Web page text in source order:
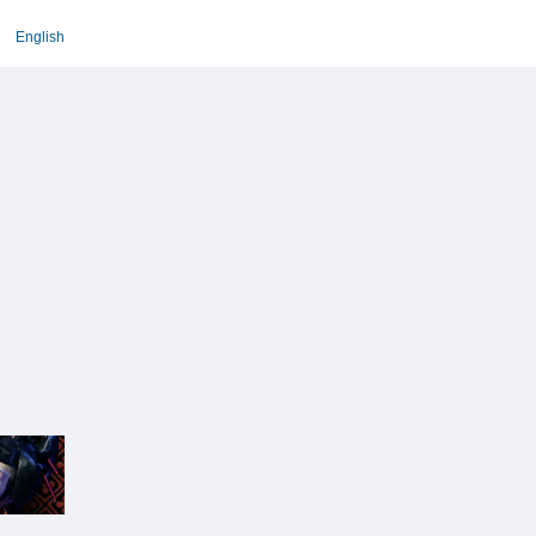
English